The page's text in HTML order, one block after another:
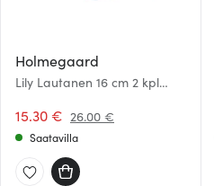
Holmegaard
Lily Lautanen 16 cm 2 kpl
15.30 € 26.00 €
Saatavilla